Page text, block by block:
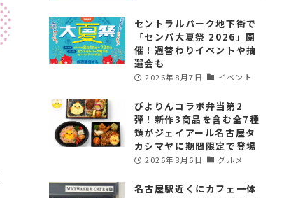
セントラルパーク地下街で
「センパ大夏祭 2026」開
催！週替わりイベントや抽
選会も
2026年8月7日 イベント
ぴよりんコラボ弁当第2
弾！新作3商品を含む全7種
類がジェイアール名古屋タ
カシマヤに期間限定で登場
2026年8月6日 グルメ
名古屋駅近くにカフェ一体